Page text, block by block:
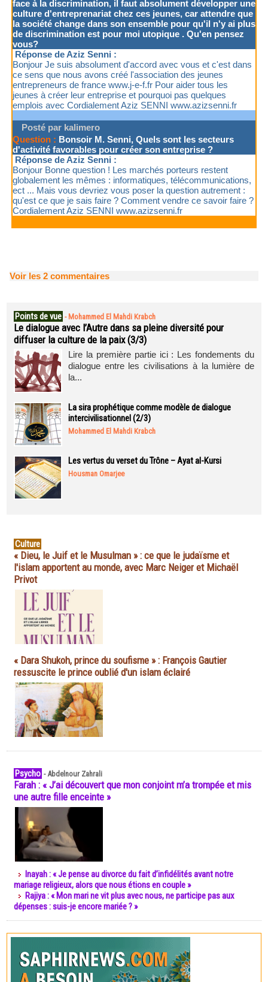
face à la discrimination, il faut absolument développer une
culture d'entreprenariat chez ces jeunes, car attendre que
la société change dans son ensemble pour qu'il n'y ai plus
de discrimination est pour moi utopique . Qu'en pensez
vous?
Réponse de Aziz Senni :
Bonjour Je suis absolument d'accord avec vous et c'est dans
ce sens que nous avons créé l'association des jeunes
entrepreneurs de france www.j-e-f.fr Pour aider tous les
jeunes à créer leur entreprise et pourquoi pas quelques
emplois avec Cordialement Aziz SENNI www.azizsenni.fr
Posté par kalimero
Question : Bonsoir M. Senni, Quels sont les secteurs
d'activité favorables pour créer son entreprise ?
Réponse de Aziz Senni :
Bonjour Bonne question ! Les marchés porteurs restent
globalement les mêmes : informatiques, télécommunications,
ect ... Mais vous devriez vous poser la question autrement :
qu'est ce que je sais faire ? Comment vendre ce savoir faire ?
Cordialement Aziz SENNI www.azizsenni.fr
Voir les 2 commentaires
Points de vue - Mohammed El Mahdi Krabch
Le dialogue avec l’Autre dans sa pleine diversité pour
diffuser la culture de la paix (3/3)
Lire la première partie ici : Les fondements du
dialogue entre les civilisations à la lumière de
la...
La sira prophétique comme modèle de dialogue
intercivilisationnel (2/3)
Mohammed El Mahdi Krabch
Les vertus du verset du Trône – Ayat al-Kursi
Housman Omarjee
Culture
« Dieu, le Juif et le Musulman » : ce que le judaïsme et
l'islam apportent au monde, avec Marc Neiger et Michaël
Privot
« Dara Shukoh, prince du soufisme » : François Gautier
ressuscite le prince oublié d'un islam éclairé
Psycho -Abdelnour Zahrali
Farah : « J’ai découvert que mon conjoint m’a trompée et mis
une autre fille enceinte »
Inayah : « Je pense au divorce du fait d’infidélités avant notre
mariage religieux, alors que nous étions en couple »
Rajiya : « Mon mari ne vit plus avec nous, ne participe pas aux
dépenses : suis-je encore mariée ? »